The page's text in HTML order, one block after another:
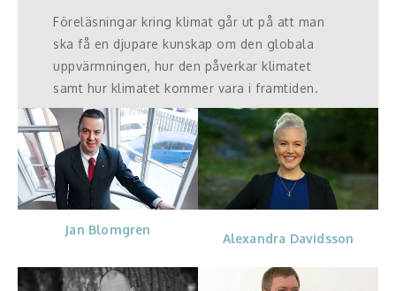
Föreläsningar kring klimat går ut på att man
ska få en djupare kunskap om den globala
uppvärmningen, hur den påverkar klimatet
samt hur klimatet kommer vara i framtiden.
Jan Blomgren
Alexandra Davidsson